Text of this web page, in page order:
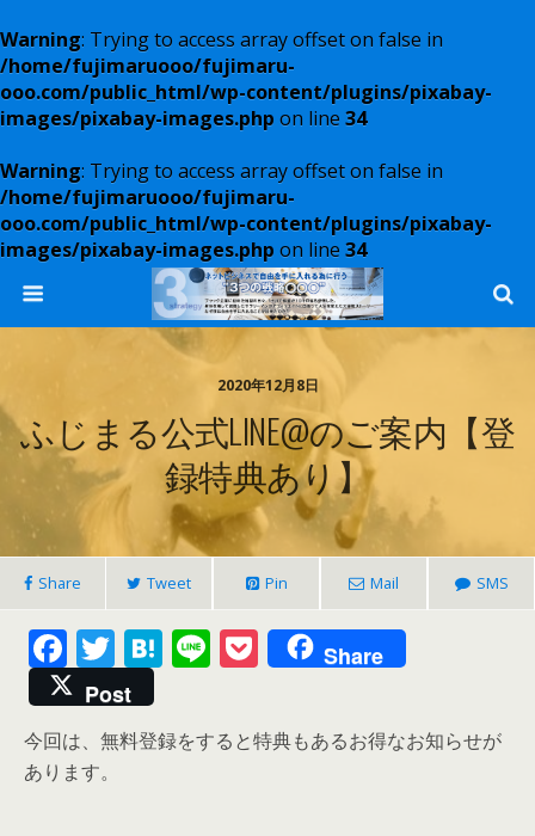
Warning: Trying to access array offset on false in
/home/fujimaruooo/fujimaru-
ooo.com/public_html/wp-content/plugins/pixabay-
images/pixabay-images.php on line 34
Warning: Trying to access array offset on false in
/home/fujimaruooo/fujimaru-
ooo.com/public_html/wp-content/plugins/pixabay-
images/pixabay-images.php on line 34
2020年12月8日
ふじまる公式LINE@のご案内【登
録特典あり】
Share Tweet Pin Mail SMS
F
ac
e
b
T
w
itt
er
H
e
n
Li
e
P
ck
et
Share
Post
今回は、無料登録をすると特典もあるお得なお知らせが
あります。